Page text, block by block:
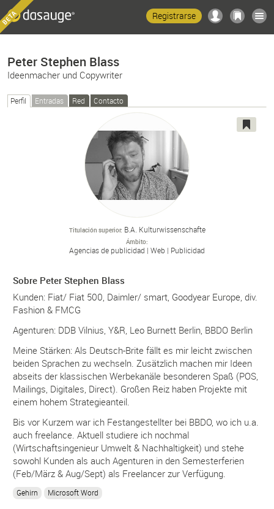
Registrarse
Peter Stephen Blass
Ideenmacher und Copywriter
Perfil Entradas Red Contacto
Titulación superior B.A. Kulturwissenschafte
Ámbito
Agencias de publicidad Web Publicidad
Sobre Peter Stephen Blass
Kunden: Fiat/ Fiat 500, Daimler/ smart, Goodyear Europe, div.
Fashion & FMCG
Agenturen: DDB Vilnius, Y&R, Leo Burnett Berlin, BBDO Berlin
Meine Stärken: Als Deutsch-Brite fällt es mir leicht zwischen
beiden Sprachen zu wechseln. Zusätzlich machen mir Ideen
abseits der klassischen Werbekanäle besonderen Spaß (POS,
Mailings, Digitales, Direct). Großen Reiz haben Projekte mit
einem hohem Strategieanteil.
Bis vor Kurzem war ich Festangestellter bei BBDO, wo ich u.a.
auch freelance. Aktuell studiere ich nochmal
(Wirtschaftsingenieur Umwelt & Nachhaltigkeit) und stehe
sowohl Kunden als auch Agenturen in den Semesterferien
(Feb/März & Aug/Sept) als Freelancer zur Verfügung.
Gehirn Microsoft Word